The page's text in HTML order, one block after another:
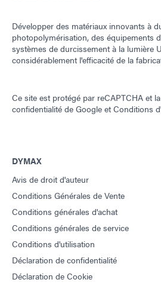
Développer des matériaux innovants à
photopolymérisation, des équipements
systèmes de durcissement à la lumière
considérablement l'efficacité de la
Ce site est protégé par reCAPTCHA et la
confidentialité de Google etConditions
DYMAX
Avis de droit d'auteur
Conditions Générales de Vente
Conditions générales d'achat
Conditions générales de service
Conditions d'utilisation
Déclaration de confidentialité
Déclaration de Cookie